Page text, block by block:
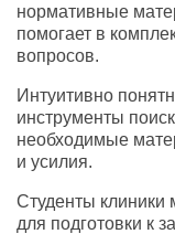
нормативные
помогает в
вопросов.
Интуитивно
инструменты
необходимые
и усилия.
Студенты клиники
для подготовки к